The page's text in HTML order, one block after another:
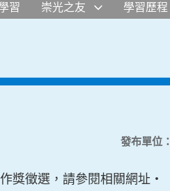
習 崇光之友 學習歷程
發布單位：
獎徵選，請參閱相關網址‧